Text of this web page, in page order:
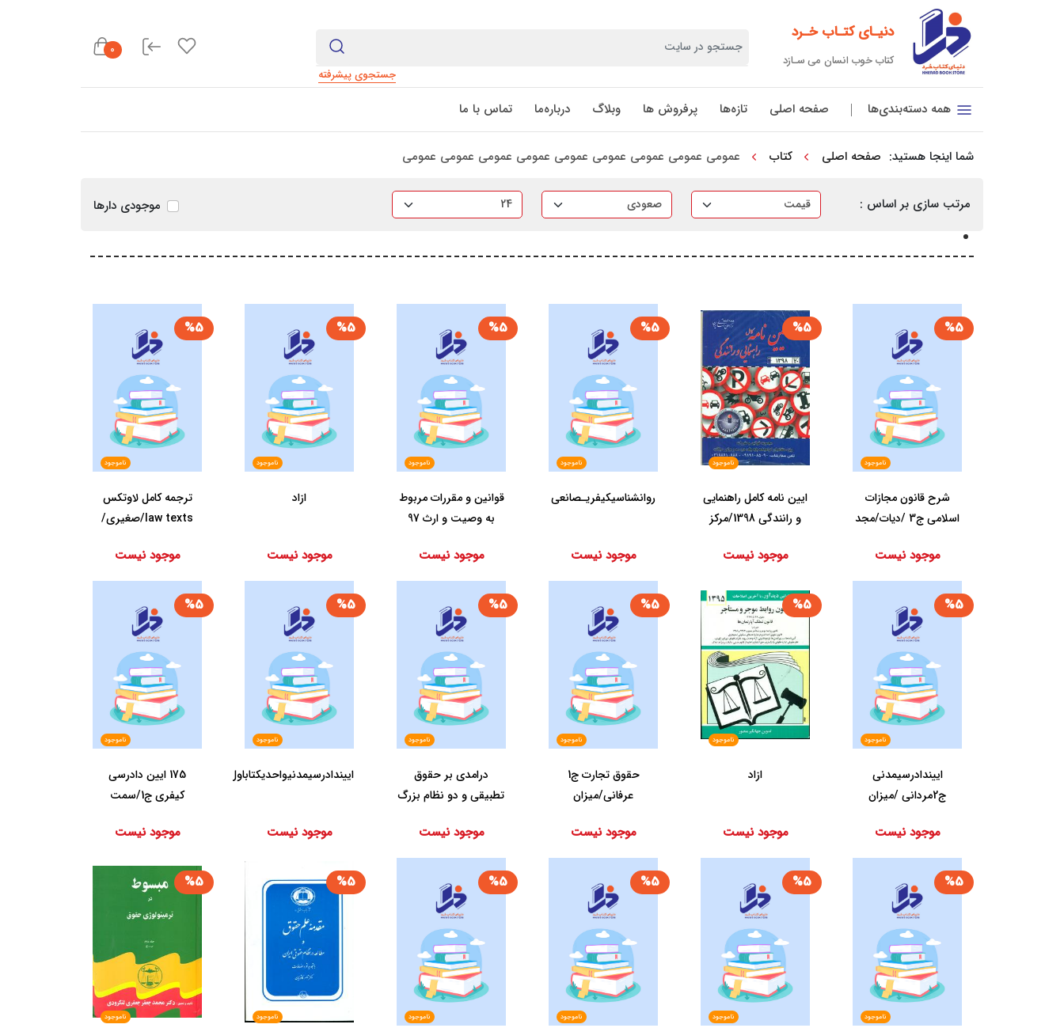
دنیـای کتـاب خـرد
کتاب خوب انسان می سـازد
جستجوی پیشرفته
0
همه دسته‌بندی‌ها صفحه اصلی تازه‌ها پرفروش ها وبلاگ درباره‌ما تماس‌ با‌ ما
شما اینجا هستید: صفحه اصلی کتاب عمومی عمومی عمومی عمومی عمومی عمومی عمومی عمومی عمومی
مرتب سازی بر اساس : موجودی دارها
%5
ناموجود
شرح ‏قانون‏ مجازات
‏اسلامی‏ ج3 /دیات‏/مجد
موجود نیست
%5
ناموجود
ایین نامه کامل راهنمایی
و رانندگی 1398/مرکز
موجود نیست
%5
ناموجود
روانشناسی‏کیفری‏ـصانعی‏
موجود نیست
%5
ناموجود
قوانین و مقررات ‏مربوط
به وصیت‏ و ارث 97
موجود نیست
%5
ناموجود
ازاد
موجود نیست
%5
ناموجود
ترجمه ‏کامل‏ لاوتکس
law texts/صغیری/
موجود نیست
%5
ناموجود
ایین‏دادرسی‏مدنی‏
ج‏2مردانی‏ /میزان‏
موجود نیست
%5
ناموجود
ازاد
موجود نیست
%5
ناموجود
حقوق‏ تجارت‏ ج‏1
عرفانی‏/میزان
موجود نیست
%5
ناموجود
درامدی‏ بر حقوق
‏تطبیقی ‏و دو نظام ‏بزرگ‏
موجود نیست
%5
ناموجود
ایین‏دادرسی‏مدنی‏واحدی‏کتاب‏اول‏
موجود نیست
%5
ناموجود
175 ‏ایین دادرسی‏
کیفری‏ ج‏1/سمت‏
موجود نیست
%5
ناموجود
%5
ناموجود
%5
ناموجود
%5
ناموجود
%5
ناموجود
%5
ناموجود